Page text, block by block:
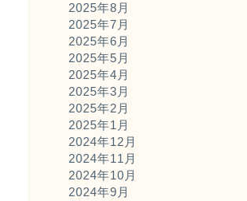
2025年8月
2025年7月
2025年6月
2025年5月
2025年4月
2025年3月
2025年2月
2025年1月
2024年12月
2024年11月
2024年10月
2024年9月